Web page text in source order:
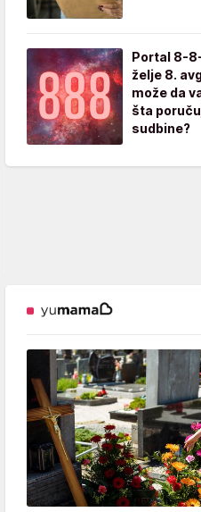
Portal 8-
želje 8.
može da
šta
sudbine?